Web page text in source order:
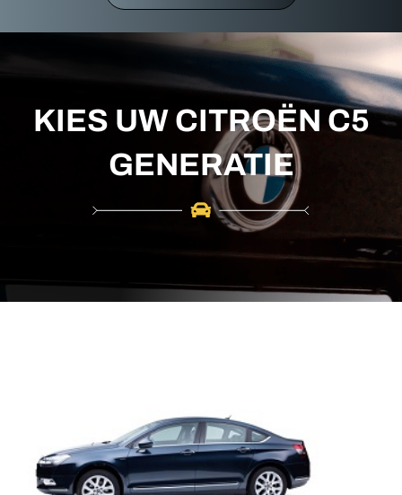
c
KIES UW CITROËN C5
GENERATIE